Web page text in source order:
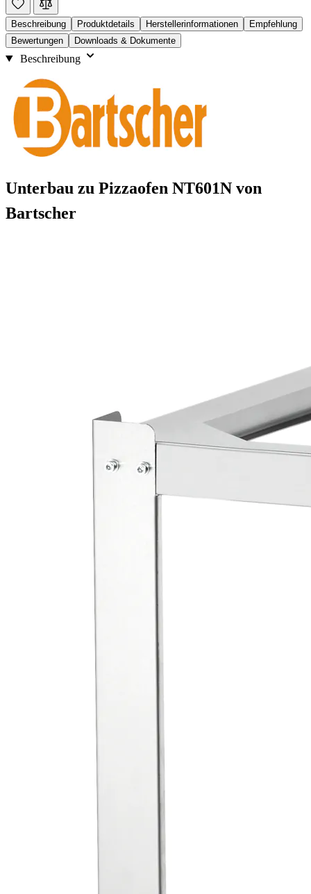
Beschreibung Produktdetails Herstellerinformationen
Empfehlung
Bewertungen
Downloads & Dokumente
Beschreibung
Unterbau zu Pizzaofen NT601N von
Bartscher